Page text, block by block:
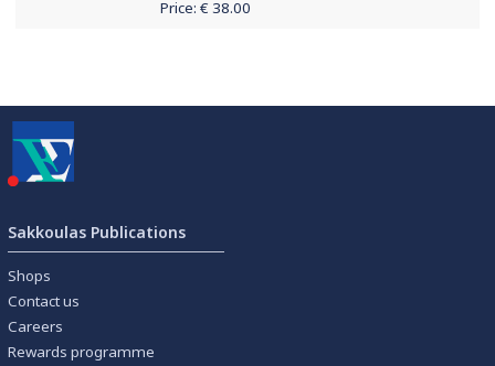
Price: € 38.00
Sakkoulas Publications
Shops
Contact us
Careers
Rewards programme